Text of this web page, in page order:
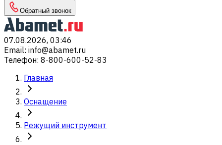
Обратный звонок
07.08.2026, 03:46
Email: info@abamet.ru
Телефон: 8-800-600-52-83
Главная
Оснащение
Режущий инструмент